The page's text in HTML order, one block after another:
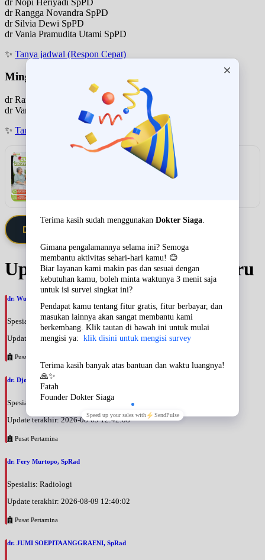
dr Rangga Novandra SpPD
dr Silvia Dewi SpPD
dr Vania Pramudita Utami SpPD
✨ Tanya jadwal (Respon Cepat)
Minggu
dr Rangga Novandra SpPD
dr Vania Pramudita Utami SpPD
✨ Tanya jadwal (Respon Cepat)
VITAMEAL Sereal Diabetes Multigrain
Daftarkan Saya via Member VIP
Update Jadwal Dokter terbaru
dr. Wuri Suryandari, SpRad
Spesialis: Radiologi
Update terakhir: 2026-08-09 12:44:15
Pusat Pertamina
dr. Djoko Tri Budi Widyanto Sirman, SpRad
Spesialis: Radiologi
Update terakhir: 2026-08-09 12:42:08
Pusat Pertamina
dr. Fery Murtopo, SpRad
Spesialis: Radiologi
Update terakhir: 2026-08-09 12:40:02
Pusat Pertamina
dr. JUMI SOEPITAANGGRAENI, SpRad